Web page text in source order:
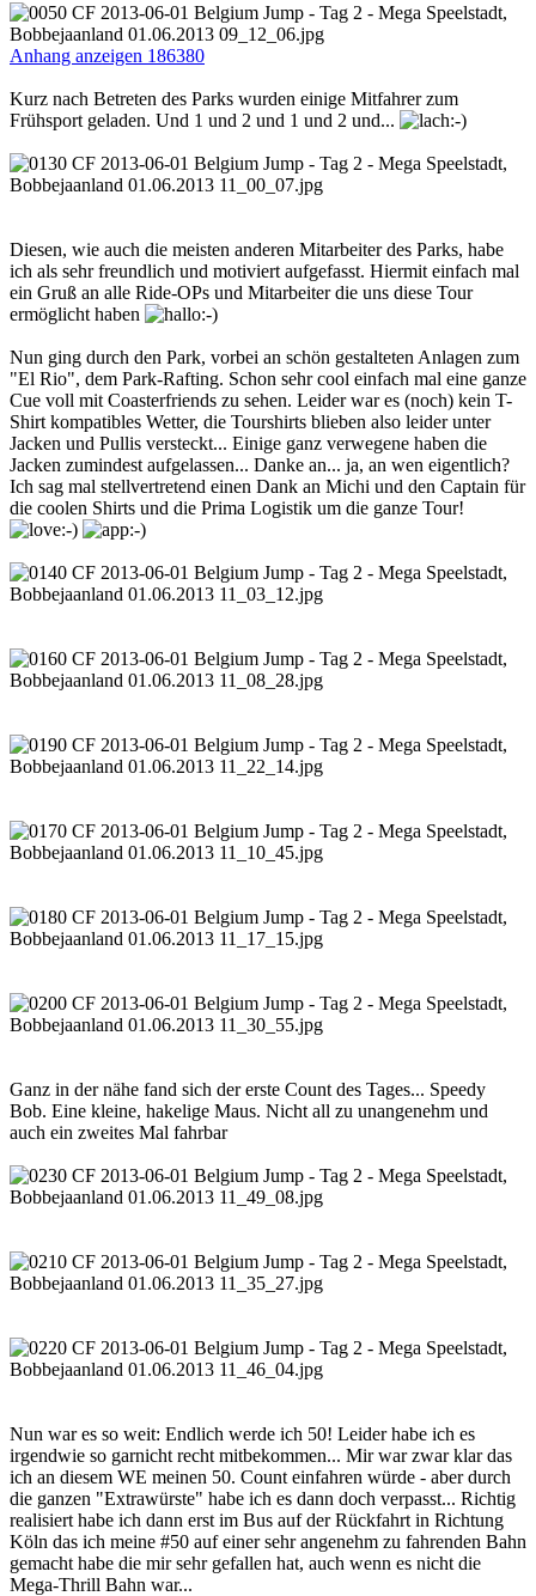
Anhang anzeigen 186380
Kurz nach Betreten des Parks wurden einige Mitfahrer zum
Frühsport geladen. Und 1 und 2 und 1 und 2 und...
Diesen, wie auch die meisten anderen Mitarbeiter des Parks, habe
ich als sehr freundlich und motiviert aufgefasst. Hiermit einfach mal
ein Gruß an alle Ride-OPs und Mitarbeiter die uns diese Tour
ermöglicht haben
Nun ging durch den Park, vorbei an schön gestalteten Anlagen zum
"El Rio", dem Park-Rafting. Schon sehr cool einfach mal eine ganze
Cue voll mit Coasterfriends zu sehen. Leider war es (noch) kein T-
Shirt kompatibles Wetter, die Tourshirts blieben also leider unter
Jacken und Pullis versteckt... Einige ganz verwegene haben die
Jacken zumindest aufgelassen... Danke an... ja, an wen eigentlich?
Ich sag mal stellvertretend einen Dank an Michi und den Captain für
die coolen Shirts und die Prima Logistik um die ganze Tour!
Ganz in der nähe fand sich der erste Count des Tages... Speedy
Bob. Eine kleine, hakelige Maus. Nicht all zu unangenehm und
auch ein zweites Mal fahrbar
Nun war es so weit: Endlich werde ich 50! Leider habe ich es
irgendwie so garnicht recht mitbekommen... Mir war zwar klar das
ich an diesem WE meinen 50. Count einfahren würde - aber durch
die ganzen "Extrawürste" habe ich es dann doch verpasst... Richtig
realisiert habe ich dann erst im Bus auf der Rückfahrt in Richtung
Köln das ich meine #50 auf einer sehr angenehm zu fahrenden Bahn
gemacht habe die mir sehr gefallen hat, auch wenn es nicht die
Mega-Thrill Bahn war...